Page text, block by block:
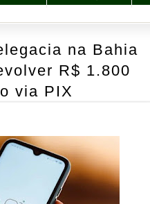
na Bahia
R$ 1.800
via PIX